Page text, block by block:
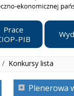
Prace
PIB
/ Konkursy lista
Plenerowa